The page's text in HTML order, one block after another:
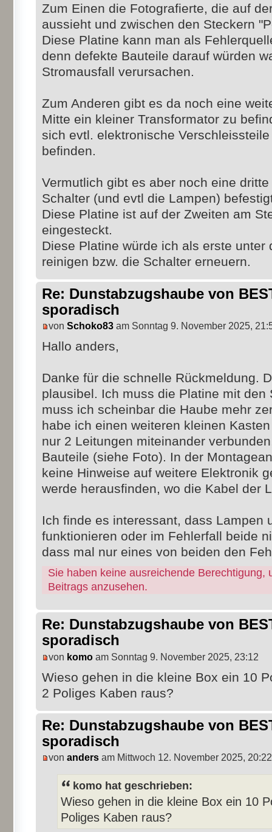
Zum Einen die Fotografierte, die auf
aussieht und zwischen den Steckern
Diese Platine kann man als
denn defekte Bauteile darauf würden
Stromausfall verursachen.
Zum Anderen gibt es da noch eine
Mitte ein kleiner Transformator zu
sich evtl. elektronische
befinden.
Vermutlich gibt es aber noch eine
Schalter (und evtl die Lampen)
Diese Platine ist auf der Zweiten am
eingesteckt.
Diese Platine würde ich als erste unter
reinigen bzw. die Schalter erneuern.
Re: Dunstabzugshaube von
sporadisch
von Schoko83 am Sonntag 9. November 2025,
Hallo anders,
Danke für die schnelle Rückmeldung.
plausibel. Ich muss die Platine mit den
muss ich scheinbar die Haube mehr
habe ich einen weiteren kleinen
nur 2 Leitungen miteinander
Bauteile (siehe Foto). In der
keine Hinweise auf weitere Elektronik
werde herausfinden, wo die Kabel der
Ich finde es interessant, dass Lampen
funktionieren oder im Fehlerfall beide
dass mal nur eines von beiden den
Sie haben keine ausreichende Berechtigung,
Beitrags anzusehen.
Re: Dunstabzugshaube von
sporadisch
von komo am Sonntag 9. November 2025, 23:12
Wieso gehen in die kleine Box ein 10
2 Poliges Kaben raus?
Re: Dunstabzugshaube von
sporadisch
von anders am Mittwoch 12. November 2025, 20:22
komo hat geschrieben:
Wieso gehen in die kleine Box ein 10
Poliges Kaben raus?